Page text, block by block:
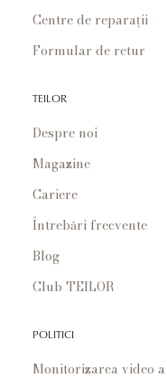
Centre de reparații
Formular de retur
TEILOR
Despre noi
Magazine
Cariere
Întrebări frecvente
Blog
Club TEILOR
POLITICI
Monitorizarea video